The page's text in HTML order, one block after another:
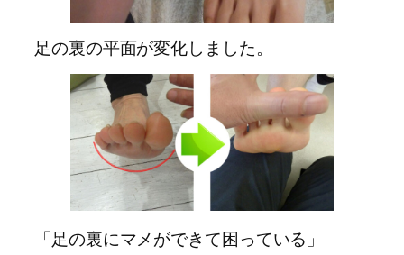
足の裏の平面が変化しました。
「足の裏にマメができて困っている」